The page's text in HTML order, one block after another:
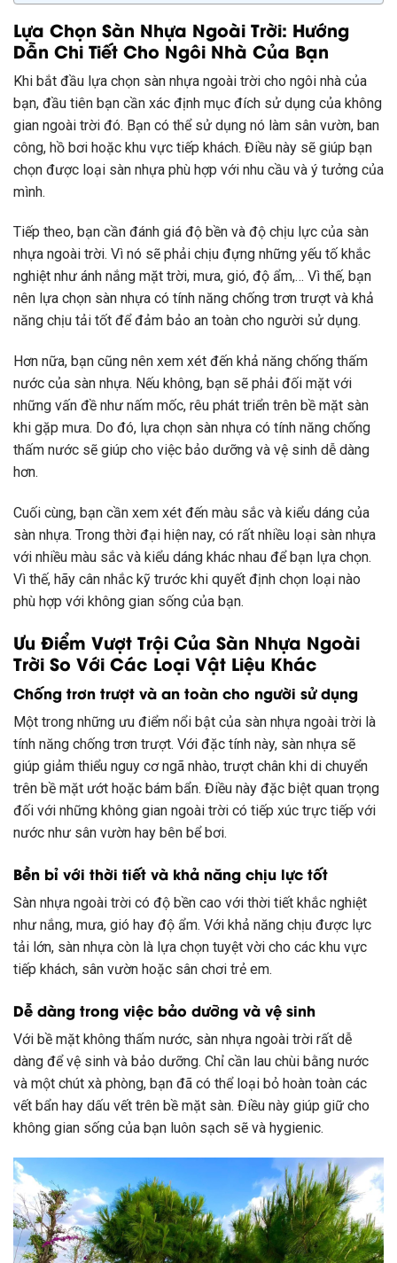
Lựa Chọn Sàn Nhựa Ngoài Trời: Hướng
Dẫn Chi Tiết Cho Ngôi Nhà Của Bạn
Khi bắt đầu lựa chọn sàn nhựa ngoài trời cho ngôi nhà của
bạn, đầu tiên bạn cần xác định mục đích sử dụng của không
gian ngoài trời đó. Bạn có thể sử dụng nó làm sân vườn, ban
công, hồ bơi hoặc khu vực tiếp khách. Điều này sẽ giúp bạn
chọn được loại sàn nhựa phù hợp với nhu cầu và ý tưởng của
mình.
Tiếp theo, bạn cần đánh giá độ bền và độ chịu lực của sàn
nhựa ngoài trời. Vì nó sẽ phải chịu đựng những yếu tố khắc
nghiệt như ánh nắng mặt trời, mưa, gió, độ ẩm,… Vì thế, bạn
nên lựa chọn sàn nhựa có tính năng chống trơn trượt và khả
năng chịu tải tốt để đảm bảo an toàn cho người sử dụng.
Hơn nữa, bạn cũng nên xem xét đến khả năng chống thấm
nước của sàn nhựa. Nếu không, bạn sẽ phải đối mặt với
những vấn đề như nấm mốc, rêu phát triển trên bề mặt sàn
khi gặp mưa. Do đó, lựa chọn sàn nhựa có tính năng chống
thấm nước sẽ giúp cho việc bảo dưỡng và vệ sinh dễ dàng
hơn.
Cuối cùng, bạn cần xem xét đến màu sắc và kiểu dáng của
sàn nhựa. Trong thời đại hiện nay, có rất nhiều loại sàn nhựa
với nhiều màu sắc và kiểu dáng khác nhau để bạn lựa chọn.
Vì thế, hãy cân nhắc kỹ trước khi quyết định chọn loại nào
phù hợp với không gian sống của bạn.
Ưu Điểm Vượt Trội Của Sàn Nhựa Ngoài
Trời So Với Các Loại Vật Liệu Khác
Chống trơn trượt và an toàn cho người sử dụng
Một trong những ưu điểm nổi bật của sàn nhựa ngoài trời là
tính năng chống trơn trượt. Với đặc tính này, sàn nhựa sẽ
giúp giảm thiểu nguy cơ ngã nhào, trượt chân khi di chuyển
trên bề mặt ướt hoặc bám bẩn. Điều này đặc biệt quan trọng
đối với những không gian ngoài trời có tiếp xúc trực tiếp với
nước như sân vườn hay bên bể bơi.
Bền bỉ với thời tiết và khả năng chịu lực tốt
Sàn nhựa ngoài trời có độ bền cao với thời tiết khắc nghiệt
như nắng, mưa, gió hay độ ẩm. Với khả năng chịu được lực
tải lớn, sàn nhựa còn là lựa chọn tuyệt vời cho các khu vực
tiếp khách, sân vườn hoặc sân chơi trẻ em.
Dễ dàng trong việc bảo dưỡng và vệ sinh
Với bề mặt không thấm nước, sàn nhựa ngoài trời rất dễ
dàng để vệ sinh và bảo dưỡng. Chỉ cần lau chùi bằng nước
và một chút xà phòng, bạn đã có thể loại bỏ hoàn toàn các
vết bẩn hay dấu vết trên bề mặt sàn. Điều này giúp giữ cho
không gian sống của bạn luôn sạch sẽ và hygienic.